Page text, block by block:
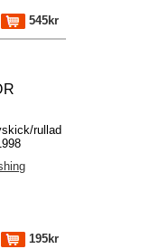
545kr
rullad
195kr